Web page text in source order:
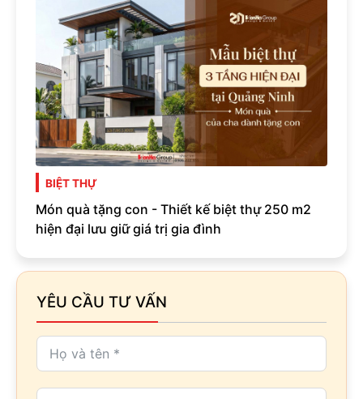
BIỆT THỰ
Món quà tặng con - Thiết kế biệt thự 250 m2
hiện đại lưu giữ giá trị gia đình
YÊU CẦU TƯ VẤN